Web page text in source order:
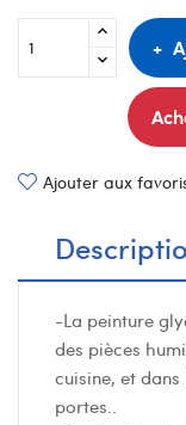
Ajouter aux
-La peinture
des pièces
cuisine, et
portes..